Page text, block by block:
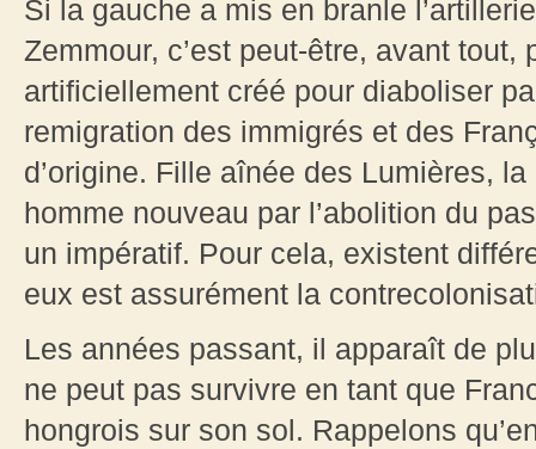
Si la gauche a mis en branle
Zemmour, c’est peut-être, avant tout,
artificiellement créé pour diaboliser
remigration des immigrés et des
d’origine. Fille aînée des Lumières,
homme nouveau par l’abolition du
un impératif. Pour cela, existent
eux est assurément la
Les années passant, il apparaît de
ne peut pas survivre en tant que
hongrois sur son sol. Rappelons